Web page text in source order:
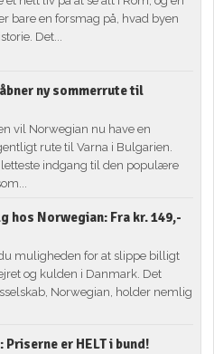
bare en forsmag på, hvad byen
Det...
ny sommerrute til
vil Norwegian nu have en
rute til Varna i Bulgarien.
letteste indgang til den populære
hos Norwegian: Fra kr. 149,-
muligheden for at slippe billigt
og kulden i Danmark. Det
Norwegian, holder nemlig
Priserne er HELT i bund!